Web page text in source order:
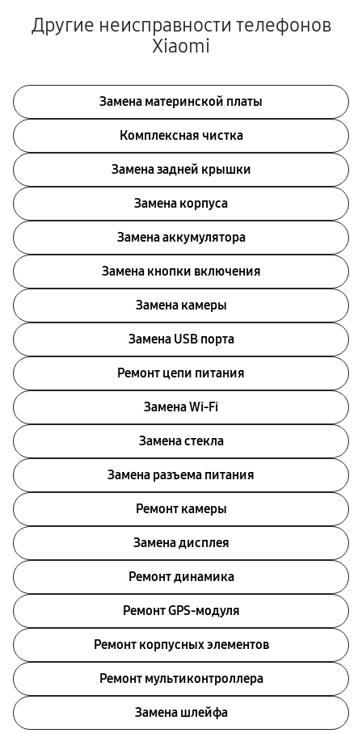
Другие неисправности телефонов
Xiaomi
Замена материнской платы
Комплексная чистка
Замена задней крышки
Замена корпуса
Замена аккумулятора
Замена кнопки включения
Замена камеры
Замена USB порта
Ремонт цепи питания
Замена Wi-Fi
Замена стекла
Замена разъема питания
Ремонт камеры
Замена дисплея
Ремонт динамика
Ремонт GPS-модуля
Ремонт корпусных элементов
Ремонт мультиконтроллера
Замена шлейфа